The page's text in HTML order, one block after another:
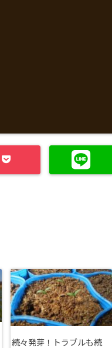
続々発芽！トラブルも続